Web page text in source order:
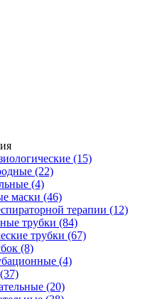
(15)
(22)
(4)
маски (46)
терапии (12)
трубки (84)
трубки (67)
(8)
(4)
(37)
(20)